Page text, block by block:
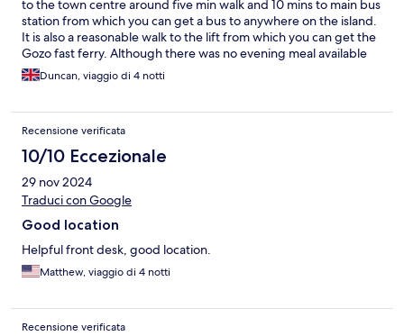
to the town centre around five min walk and 10 mins to main bus
station from which you can get a bus to anywhere on the island.
It is also a reasonable walk to the lift from which you can get the
Gozo fast ferry. Although there was no evening meal available
there are plenty of eating places along the same road as the
hotel.
Duncan, viaggio di 4 notti
Recensione verificata
10/10 Eccezionale
29 nov 2024
Traduci con Google
Good location
Helpful front desk, good location.
Matthew, viaggio di 4 notti
Recensione verificata